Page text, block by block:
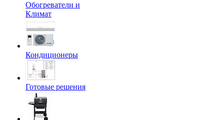
Обогреватели и
Климат
Кондиционеры
Готовые решения